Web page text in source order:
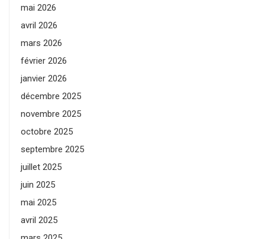
mai 2026
avril 2026
mars 2026
février 2026
janvier 2026
décembre 2025
novembre 2025
octobre 2025
septembre 2025
juillet 2025
juin 2025
mai 2025
avril 2025